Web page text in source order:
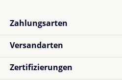
1Bewertung
Kalvin W.
Zahlungsarten
Versandarten
Zertifizierungen